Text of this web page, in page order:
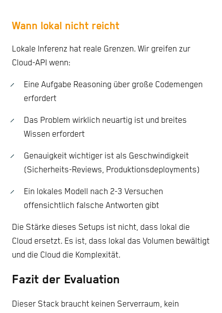
Wann lokal nicht reicht
Lokale Inferenz hat reale Grenzen. Wir greifen zur
Cloud-API wenn:
Eine Aufgabe Reasoning über große Codemengen
erfordert
Das Problem wirklich neuartig ist und breites
Wissen erfordert
Genauigkeit wichtiger ist als Geschwindigkeit
(Sicherheits-Reviews, Produktionsdeployments)
Ein lokales Modell nach 2-3 Versuchen
offensichtlich falsche Antworten gibt
Die Stärke dieses Setups ist nicht, dass lokal die
Cloud ersetzt. Es ist, dass lokal das Volumen bewältigt
und die Cloud die Komplexität.
Fazit der Evaluation
Dieser Stack braucht keinen Serverraum, kein